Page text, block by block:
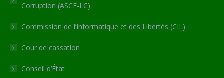
Corruption (ASCE-LC)
Commission de l’Informatique et des Libertés (CIL)
Cour de cassation
Conseil d’État